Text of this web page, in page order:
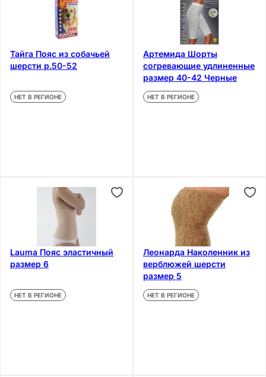
Тайга Пояс из собачьей
шерсти р.50-52
НЕТ В РЕГИОНЕ
Артемида Шорты
согревающие удлиненные
размер 40-42 Черные
НЕТ В РЕГИОНЕ
Lauma Пояс эластичный
размер 6
НЕТ В РЕГИОНЕ
Леонарда Наколенник из
верблюжей шерсти
размер 5
НЕТ В РЕГИОНЕ